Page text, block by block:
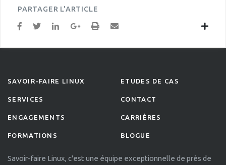
PARTAGER L'ARTICLE
SAVOIR-FAIRE LINUX
SERVICES
ENGAGEMENTS
FORMATIONS
ETUDES DE CAS
CONTACT
CARRIÈRES
BLOGUE
Savoir-faire Linux, c'est une équipe exceptionnelle de près de